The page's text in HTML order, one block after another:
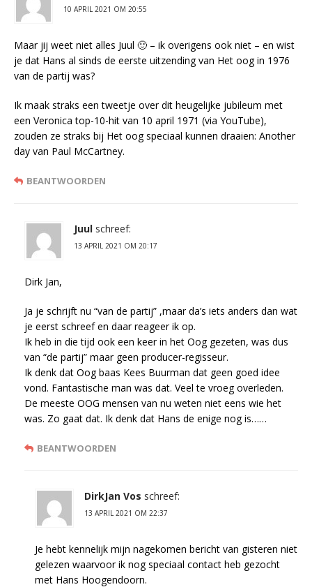
10 APRIL 2021 OM 20:55
Maar jij weet niet alles Juul 🙂 – ik overigens ook niet – en wist
je dat Hans al sinds de eerste uitzending van Het oog in 1976
van de partij was?
Ik maak straks een tweetje over dit heugelijke jubileum met
een Veronica top-10-hit van 10 april 1971 (via YouTube),
zouden ze straks bij Het oog speciaal kunnen draaien: Another
day van Paul McCartney.
BEANTWOORDEN
Juul schreef:
13 APRIL 2021 OM 20:17
Dirk Jan,
Ja je schrijft nu “van de partij” ,maar da’s iets anders dan wat
je eerst schreef en daar reageer ik op.
Ik heb in die tijd ook een keer in het Oog gezeten, was dus
van “de partij” maar geen producer-regisseur.
Ik denk dat Oog baas Kees Buurman dat geen goed idee
vond. Fantastische man was dat. Veel te vroeg overleden.
De meeste OOG mensen van nu weten niet eens wie het
was. Zo gaat dat. Ik denk dat Hans de enige nog is……
BEANTWOORDEN
DirkJan Vos schreef:
13 APRIL 2021 OM 22:37
Je hebt kennelijk mijn nagekomen bericht van gisteren niet
gelezen waarvoor ik nog speciaal contact heb gezocht
met Hans Hoogendoorn.